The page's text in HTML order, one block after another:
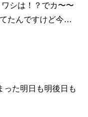
シは！？でカ〜〜
たんですけど今…
った明日も明後日も